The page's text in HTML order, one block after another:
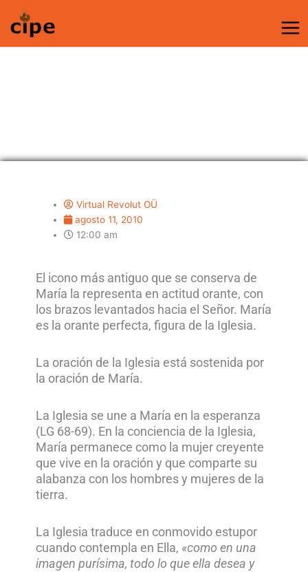
contenido
Virtual Revolut OÜ
agosto 11, 2010
12:00 am
El icono más antiguo que se conserva de
María la representa en actitud orante, con
los brazos levantados hacia el Señor. María
es la orante perfecta, figura de la Iglesia.
La oración de la Iglesia está sostenida por
la oración de María.
La Iglesia se une a María en la esperanza
(LG 68-69). En la conciencia de la Iglesia,
María permanece como la mujer creyente
que vive en la oración y que comparte su
alabanza con los hombres y mujeres de la
tierra.
La Iglesia traduce en conmovido estupor
cuando contempla en Ella, «como en una
imagen purísima, todo lo que ella desea y